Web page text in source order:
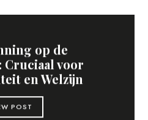
op de
Cruciaal voor
en Welzijn
POST